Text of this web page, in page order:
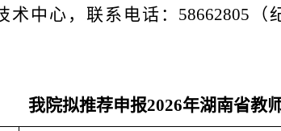
术中心，联系电话：58662805（
我院拟推荐申报2026年湖南省教